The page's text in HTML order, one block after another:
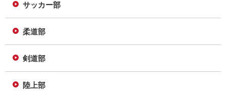
サッカー部
柔道部
剣道部
陸上部